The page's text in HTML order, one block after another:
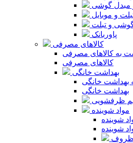
مبدل گوشی
و موبایل
گوشی و تبلت
پاوربانک
کالاهای مصرفی
به کالاهای مصرفی
کالاهای مصرفی
بهداشت خانگی
بهداشت خانگی
بهداشت خانگی
ظرفشویی
مواد شوینده
شوینده
شوینده
ظروف